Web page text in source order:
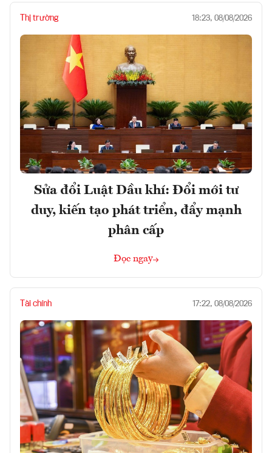
Thị trường 18:23, 08/08/2026
Sửa đổi Luật Dầu khí: Đổi mới tư
duy, kiến tạo phát triển, đẩy mạnh
phân cấp
Đọc ngay
Tài chính 17:22, 08/08/2026